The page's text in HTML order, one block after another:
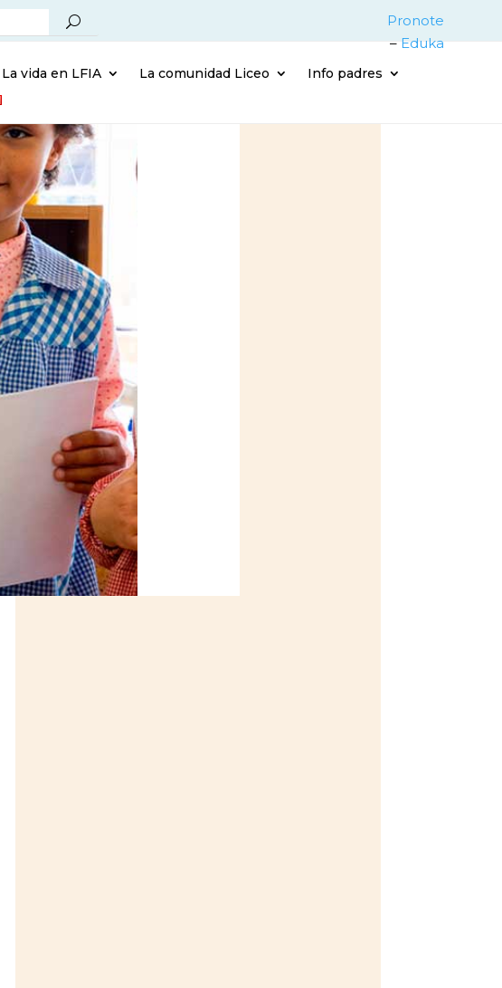
Pronote
–Eduka
La vida en LFIA La comunidad Liceo
Info padres